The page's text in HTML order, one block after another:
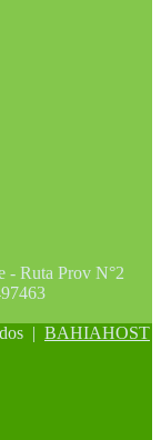
- Ruta Prov N°2
| BAHIAHOST